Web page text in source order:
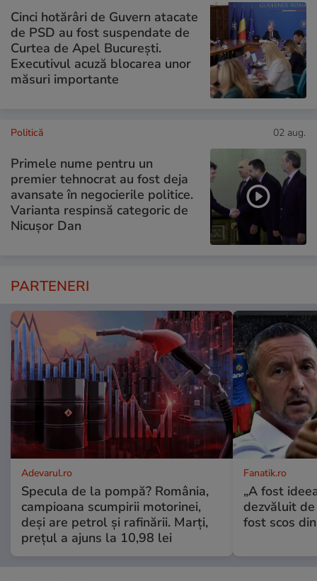
Cinci hotărâri de Guvern atacate
de PSD au fost suspendate de
Curtea de Apel București.
Executivul acuză blocarea unor
măsuri importante
Politică 02 aug.
Primele nume pentru un
premier tehnocrat au fost deja
avansate în negocierile politice.
Varianta respinsă categoric de
Nicușor Dan
PARTENERI
Adevarul.ro
Specula de la pompă? România,
campioana scumpirii motorinei,
deși are petrol și rafinării. Marți,
prețul a ajuns la 10,98 lei
Fanatik.ro
„A fost
dezvăluit
fost scos